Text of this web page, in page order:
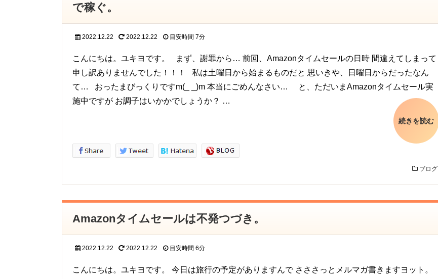
で稼ぐ。
2022.12.22 2022.12.22 目安時間 7分
こんにちは。ユキヨです。 まず、謝罪から… 前回、Amazonタイムセールの日時 間違えてしまって
申し訳ありませんでした！！！ 私は土曜日から始まるものだと 思いきや、日曜日からだったなん
て… おったまびっくりですm(_ _)m 本当にごめんなさい… と、ただいまAmazonタイムセール実
施中ですが お調子はいかかでしょうか？ …
続きを読む
ブログ
Amazonタイムセールは不発つづき。
2022.12.22 2022.12.22 目安時間 6分
こんにちは。ユキヨです。 今日は旅行の予定がありますんで さささっとメルマガ書きますヨット。